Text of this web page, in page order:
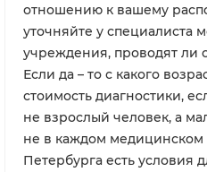
отношению к вашему
уточняйте у специалиста
учреждения, проводят ли
Если да – то с какого
стоимость диагностики,
не взрослый человек, а
не в каждом медицинском
Петербурга есть условия